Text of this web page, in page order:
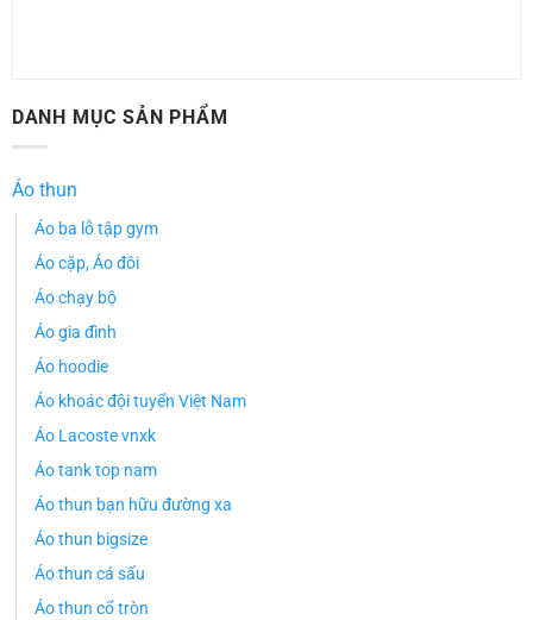
DANH MỤC SẢN PHẨM
Áo thun
Áo ba lỗ tập gym
Áo cặp, Áo đôi
Áo chạy bộ
Áo gia đình
Áo hoodie
Áo khoác đội tuyển Việt Nam
Áo Lacoste vnxk
Áo tank top nam
Áo thun bạn hữu đường xa
Áo thun bigsize
Áo thun cá sấu
Áo thun cổ tròn